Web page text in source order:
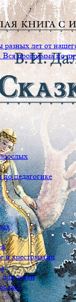
лет от
программа по
педагогике
и хрестоматии
детей